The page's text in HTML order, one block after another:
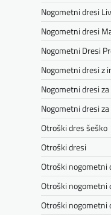
Nogometni dresi
Nogometni dresi
Nogometni Dresi
Nogometni dresi z
Nogometni dresi
Nogometni dresi
Otroški dres šeško
Otroški dresi
Otroški nogometni
Otroški nogometni
Otroški nogometni